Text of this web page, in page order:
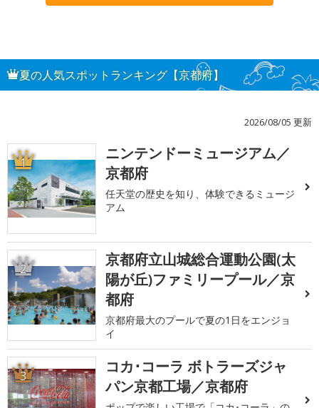
夏の人気スポットランキング【京都府】
2026/08/05 更新
1
ニンテンドーミュージアム／
京都府
任天堂の歴史を知り、体験できるミュージ
アム
2
京都府立山城総合運動公園(太
陽が丘)ファミリープール／京
都府
京都府最大のプールで夏の1日をエンジョ
イ
3
コカ･コーラ ボトラーズジャ
パン京都工場／京都府